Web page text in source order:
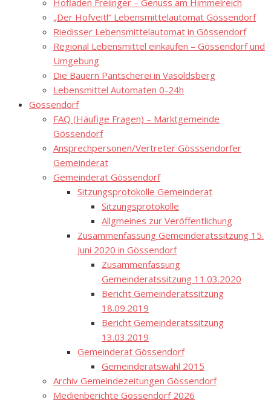
Hofladen Freiinger – Genuss am Himmelreich
„Der Hofveitl“ Lebensmittelautomat Gössendorf
Riedisser Lebensmittelautomat in Gössendorf
Regional Lebensmittel einkaufen – Gössendorf und
Umgebung
Die Bauern Pantscherei in Vasoldsberg
Lebensmittel Automaten 0-24h
Gössendorf
FAQ (Häufige Fragen) – Marktgemeinde
Gössendorf
Ansprechpersonen/Vertreter Gösssendorfer
Gemeinderat
Gemeinderat Gössendorf
Sitzungsprotokolle Gemeinderat
Sitzungsprotokolle
Allgmeines zur Veröffentlichung
Zusammenfassung Gemeinderatssitzung 15.
Juni 2020 in Gössendorf
Zusammenfassung
Gemeinderatssitzung 11.03.2020
Bericht Gemeinderatssitzung
18.09.2019
Bericht Gemeinderatssitzung
13.03.2019
Gemeinderat Gössendorf
Gemeinderatswahl 2015
Archiv Gemeindezeitungen Gössendorf
Medienberichte Gössendorf 2026